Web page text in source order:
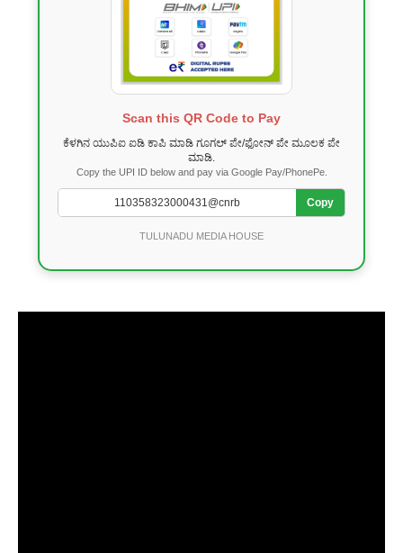
Scan this QR Code to Pay
ಕೆಳಗಿನ ಯುಪಿಐ ಐಡಿ ಕಾಪಿ ಮಾಡಿ ಗೂಗಲ್ ಪೇ/ಫೋನ್ ಪೇ ಮೂಲಕ ಪೇ
ಮಾಡಿ.
Copy the UPI ID below and pay via Google Pay/PhonePe.
Copy
TULUNADU MEDIA HOUSE